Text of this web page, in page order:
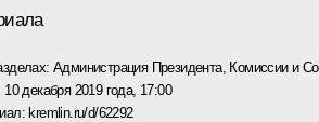
Администрация Президента, Комиссии и
10 декабря 2019 года, 17:00
kremlin.ru/d/62292